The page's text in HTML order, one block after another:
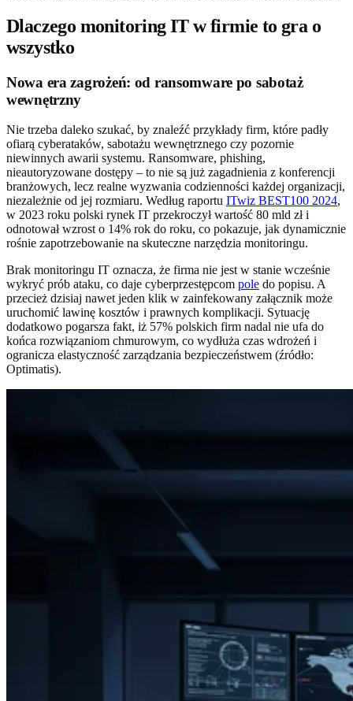
Dlaczego monitoring IT w firmie to gra o
wszystko
Nowa era zagrożeń: od ransomware po sabotaż
wewnętrzny
Nie trzeba daleko szukać, by znaleźć przykłady firm, które padły
ofiarą cyberataków, sabotażu wewnętrznego czy pozornie
niewinnych awarii systemu. Ransomware, phishing,
nieautoryzowane dostępy – to nie są już zagadnienia z konferencji
branżowych, lecz realne wyzwania codzienności każdej organizacji,
niezależnie od jej rozmiaru. Według raportu ITwiz BEST100 2024,
w 2023 roku polski rynek IT przekroczył wartość 80 mld zł i
odnotował wzrost o 14% rok do roku, co pokazuje, jak dynamicznie
rośnie zapotrzebowanie na skuteczne narzędzia monitoringu.
Brak monitoringu IT oznacza, że firma nie jest w stanie wcześnie
wykryć prób ataku, co daje cyberprzestępcom pole do popisu. A
przecież dzisiaj nawet jeden klik w zainfekowany załącznik może
uruchomić lawinę kosztów i prawnych komplikacji. Sytuację
dodatkowo pogarsza fakt, iż 57% polskich firm nadal nie ufa do
końca rozwiązaniom chmurowym, co wydłuża czas wdrożeń i
ogranicza elastyczność zarządzania bezpieczeństwem (źródło:
Optimatis).